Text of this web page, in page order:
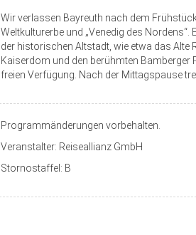
Wir verlassen Bayreuth nach dem
Weltkulturerbe und „Venedig des Nordens“.
der historischen Altstadt, wie etwa das
Kaiserdom und den berühmten Bamberger
freien Verfügung. Nach der Mittagspause
Programmänderungen vorbehalten.
Veranstalter: Reiseallianz GmbH
Stornostaffel: B